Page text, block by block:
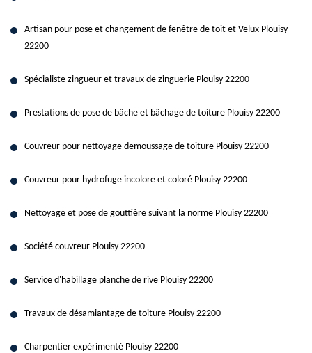
Artisan pour pose et changement de fenêtre de toit et Velux Plouisy
22200
Spécialiste zingueur et travaux de zinguerie Plouisy 22200
Prestations de pose de bâche et bâchage de toiture Plouisy 22200
Couvreur pour nettoyage demoussage de toiture Plouisy 22200
Couvreur pour hydrofuge incolore et coloré Plouisy 22200
Nettoyage et pose de gouttière suivant la norme Plouisy 22200
Société couvreur Plouisy 22200
Service d'habillage planche de rive Plouisy 22200
Travaux de désamiantage de toiture Plouisy 22200
Charpentier expérimenté Plouisy 22200